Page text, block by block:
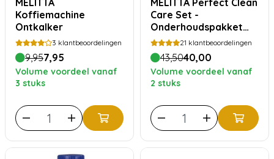
MELITTA
Koffiemachine
Ontkalker
3 klantbeoordelingen
9,957,95
Volume voordeel vanaf
3 stuks
MELITTA Perfect Clean
Care Set -
Onderhoudspakket
voor volautomatische
koffiemachines
21 klantbeoordelingen
43,5040,00
Volume voordeel vanaf
2 stuks